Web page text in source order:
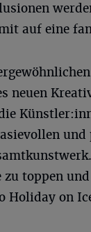
auf eine
neuen
toppen
Holiday on